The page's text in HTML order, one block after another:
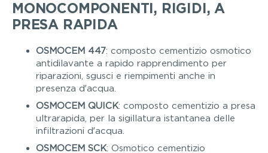
MONOCOMPONENTI, RIGIDI, A
PRESA RAPIDA
OSMOCEM 447: composto cementizio osmotico
antidilavante a rapido rapprendimento per
riparazioni, sgusci e riempimenti anche in
presenza d’acqua.
OSMOCEM QUICK: composto cementizio a presa
ultrarapida, per la sigillatura istantanea delle
infiltrazioni d’acqua.
OSMOCEM SCK: Osmotico cementizio